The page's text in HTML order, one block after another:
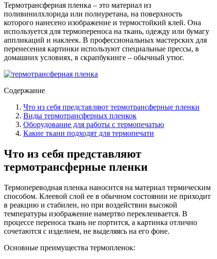
Термотрансферная пленка – это материал из
поливинилхлорида или полиуретана, на поверхность
которого нанесено изображение и термостойкий клей. Она
используется для термопереноса на ткань, одежду или бумагу
аппликаций и наклеек. В профессиональных мастерских для
перенесения картинки используют специальные прессы, в
домашних условиях, в скрапбукинге – обычный утюг.
Содержание
Что из себя представляют термотрансферные пленки
Виды термотрансферных пленкок
Оборудование для работы с термопечатью
Какие ткани подходят для термопечати
Что из себя представляют
термотрансферные пленки
Термопереводная пленка наносится на материал термическим
способом. Клеевой слой ее в обычном состоянии не приходит
в реакцию и стабилен, но при воздействии высокой
температуры изображение намертво переклеивается. В
процессе переноса ткань не портится, а картинка отлично
сочетаются с изделием, не выделяясь на его фоне.
Основные преимущества термопленок: